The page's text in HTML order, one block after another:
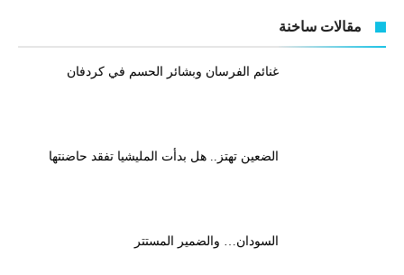
مقالات ساخنة
غنائم الفرسان وبشائر الحسم في كردفان
الضعين تهتز.. هل بدأت المليشيا تفقد حاضنتها
السودان… والضمير المستتر